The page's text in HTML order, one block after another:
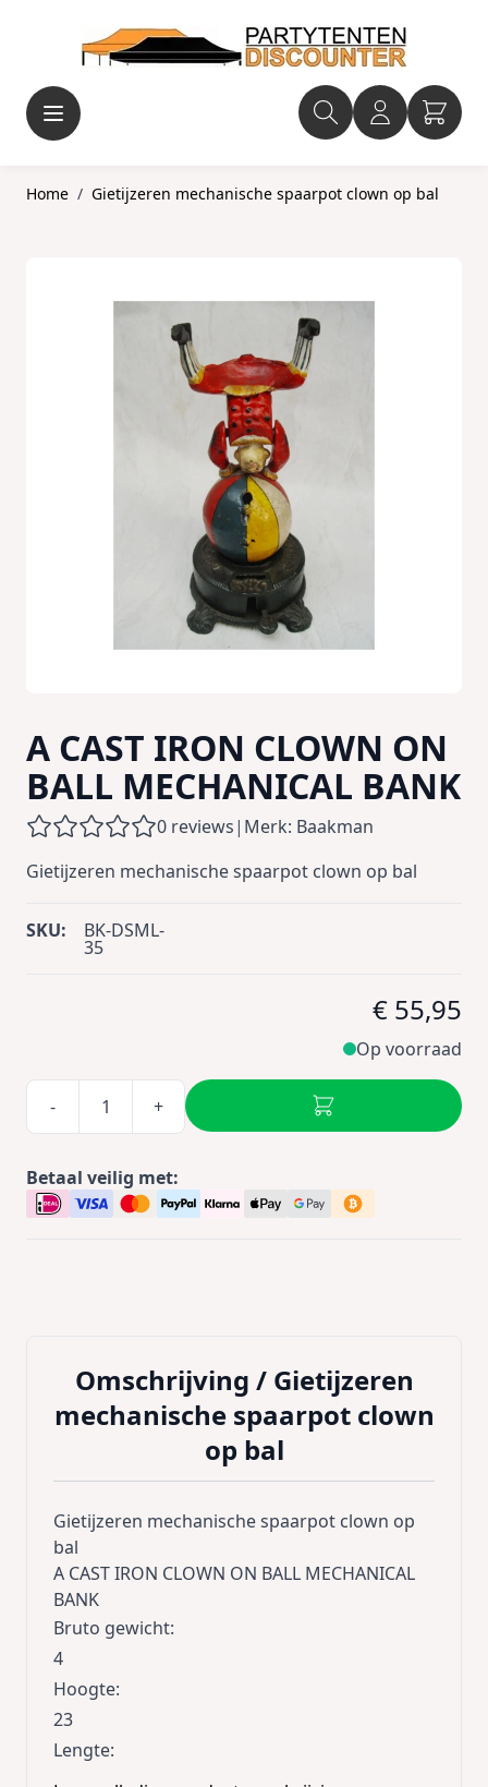
Home / Gietijzeren mechanische spaarpot clown op bal
A CAST IRON CLOWN ON
BALL MECHANICAL BANK
0 reviews| Merk: Baakman
Gietijzeren mechanische spaarpot clown op bal
SKU: BK-DSML-
35
€ 55,95
Op voorraad
- +
Betaal veilig met:
Omschrijving / Gietijzeren
mechanische spaarpot clown
op bal
Gietijzeren mechanische spaarpot clown op
bal
A CAST IRON CLOWN ON BALL MECHANICAL
BANK
Bruto gewicht:
4
Hoogte:
23
Lengte:
13